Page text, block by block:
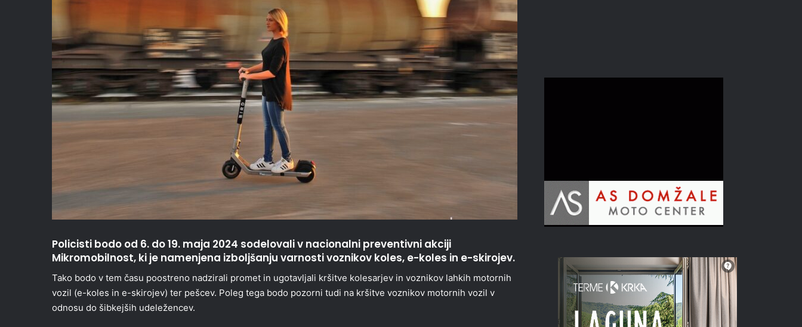
Policisti bodo od 6. do 19. maja 2024 sodelovali v nacionalni preventivni akciji
Mikromobilnost, ki je namenjena izboljšanju varnosti voznikov koles, e-koles in e-skirojev.
Tako bodo v tem času poostreno nadzirali promet in ugotavljali kršitve kolesarjev in voznikov lahkih motornih
vozil (e-koles in e-skirojev) ter pešcev. Poleg tega bodo pozorni tudi na kršitve voznikov motornih vozil v
odnosu do šibkejših udeležencev.